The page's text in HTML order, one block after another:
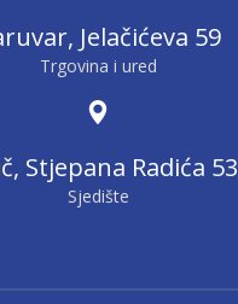
Jelačićeva 59
Trgovina i ured
Stjepana Radića 53
Sjedište